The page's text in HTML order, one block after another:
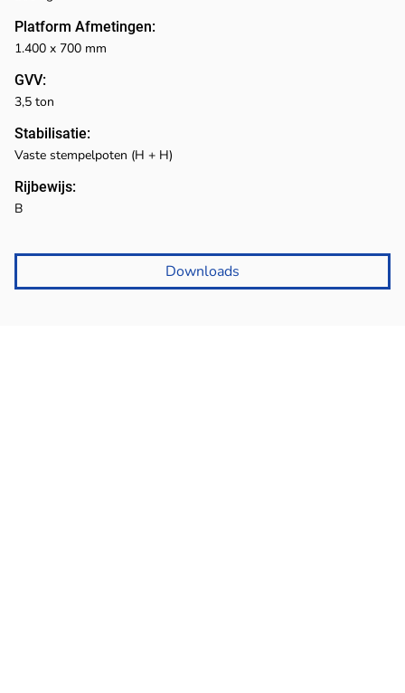
Downloads
Platform Afmetingen:
GVV:
1.400 x 700 mm
3,5 ton
Stabilisatie:
Rijbewijs:
Vaste stempelpoten (H + H)
B